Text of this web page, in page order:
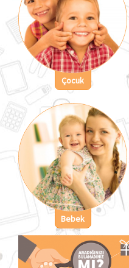
Çocuk
Bebek